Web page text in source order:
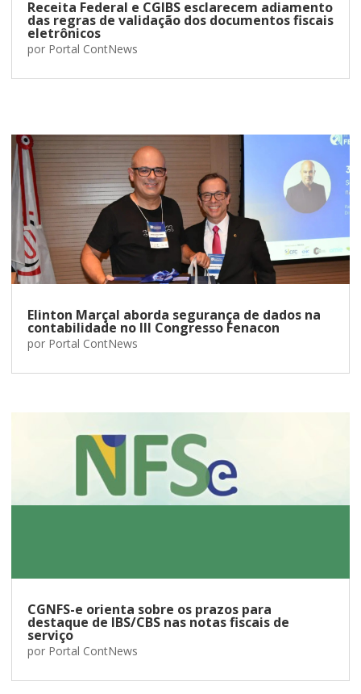
Receita Federal e CGIBS esclarecem adiamento
das regras de validação dos documentos fiscais
eletrônicos
por Portal ContNews
Elinton Marçal aborda segurança de dados na
contabilidade no III Congresso Fenacon
por Portal ContNews
CGNFS-e orienta sobre os prazos para
destaque de IBS/CBS nas notas fiscais de
serviço
por Portal ContNews